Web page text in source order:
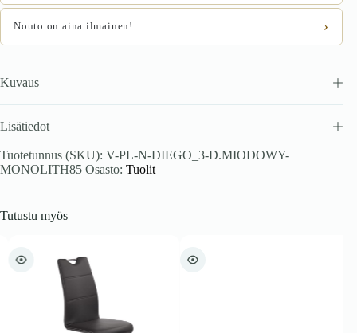
Nouto on aina ilmainen! ›
Kuvaus
Lisätiedot
Tuotetunnus (SKU): V-PL-N-DIEGO_3-D.MIODOWY-
MONOLITH85 Osasto: Tuolit
Tutustu myös